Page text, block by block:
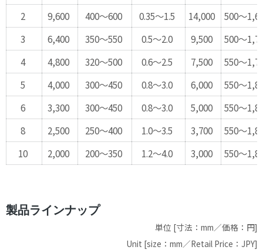
2
9,600 400～600 0.35～1.5 14,000
500～
3
6,400 350～550 0.5～2.0 9,500
500～
4
4,800 320～500 0.6～2.5 7,500
550～
5
4,000 300～450 0.8～3.0 6,000
550～
6
3,300 300～450 0.8～3.0 5,000
550～
8
2,500 250～400 1.0～3.5 3,700
550～
10
2,000 200～350 1.2～4.0 3,000 550～
製品ラインナップ
単位 [寸法：mm／価格：円]
Unit [size：mm／Retail Price：JPY]